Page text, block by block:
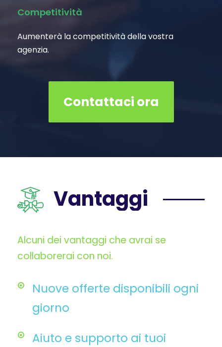
Competitività
Aumenterà la competitività della vostra
agenzia.
Contattaci ora
Vantaggi
Alcuni dei vantaggi che avrai se
collaborerai con noi.
Nuove offerte disponibili ogni
giorno
Aiuto e supporto ai tuoi